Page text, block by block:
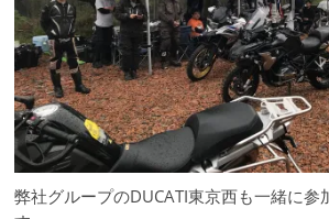
弊社グループのDUCATI東京西も一緒に参